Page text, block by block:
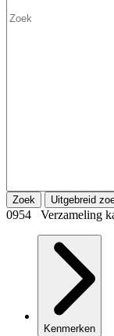
Zoek Uitgebreid
0954 Verzameling
Kenmerken